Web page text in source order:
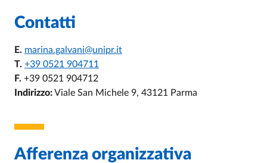
Contatti
E. marina.galvani@unipr.it
T. +39 0521 904711
F. +39 0521 904712
Indirizzo:Viale San Michele 9, 43121 Parma
Afferenza organizzativa